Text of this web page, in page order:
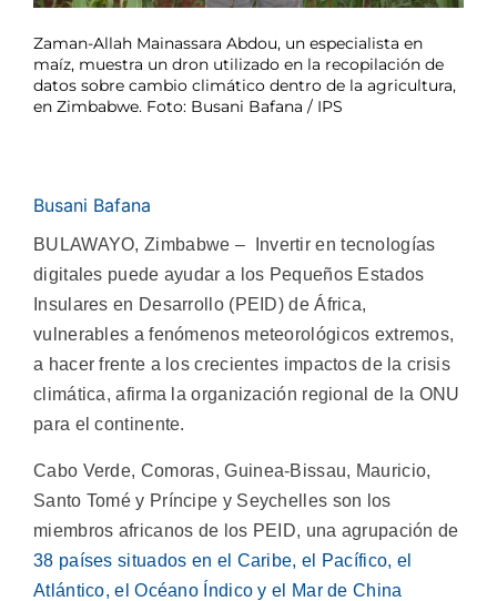
Zaman-Allah Mainassara Abdou, un especialista en
maíz, muestra un dron utilizado en la recopilación de
datos sobre cambio climático dentro de la agricultura,
en Zimbabwe. Foto: Busani Bafana / IPS
Busani Bafana
BULAWAYO, Zimbabwe – Invertir en tecnologías
digitales puede ayudar a los Pequeños Estados
Insulares en Desarrollo (PEID) de África,
vulnerables a fenómenos meteorológicos extremos,
a hacer frente a los crecientes impactos de la crisis
climática, afirma la organización regional de la ONU
para el continente.
Cabo Verde, Comoras, Guinea-Bissau, Mauricio,
Santo Tomé y Príncipe y Seychelles son los
miembros africanos de los PEID, una agrupación de
38 países situados en el Caribe, el Pacífico, el
Atlántico, el Océano Índico y el Mar de China